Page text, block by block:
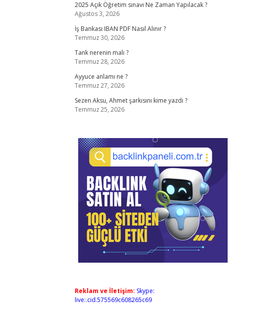
2025 Açık Öğretim sınavı Ne Zaman Yapılacak ?
Ağustos 3, 2026
İş Bankası IBAN PDF Nasıl Alınır ?
Temmuz 30, 2026
Tank nerenin malı ?
Temmuz 28, 2026
Ayyuce anlamı ne ?
Temmuz 27, 2026
Sezen Aksu, Ahmet şarkısını kime yazdı ?
Temmuz 25, 2026
Reklam ve İletişim: Skype:
live:.cid.575569c608265c69